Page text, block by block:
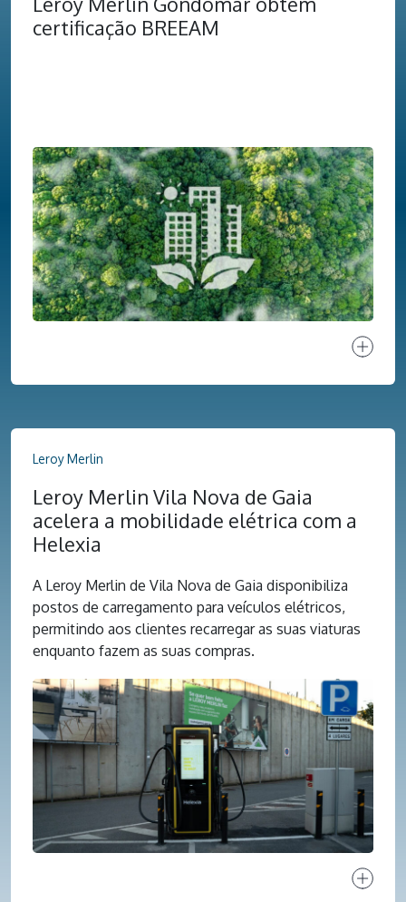
certificação BREEAM
Ver
Leroy Merlin
Leroy Merlin Vila Nova de Gaia
acelera a mobilidade elétrica com a
Helexia
A Leroy Merlin de Vila Nova de Gaia disponibiliza
postos de carregamento para veículos elétricos,
permitindo aos clientes recarregar as suas viaturas
enquanto fazem as suas compras.
Ver